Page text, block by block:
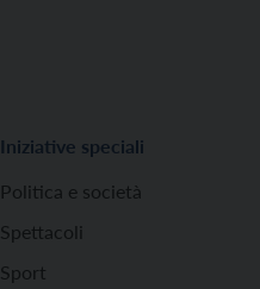
Iniziative speciali
Politica e società
Spettacoli
Sport